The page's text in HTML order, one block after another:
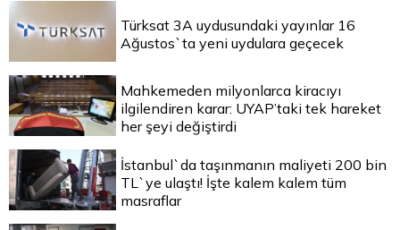
Türksat 3A uydusundaki yayınlar 16
Ağustos`ta yeni uydulara geçecek
Mahkemeden milyonlarca kiracıyı
ilgilendiren karar: UYAP’taki tek hareket
her şeyi değiştirdi
İstanbul`da taşınmanın maliyeti 200 bin
TL`ye ulaştı! İşte kalem kalem tüm
masraflar